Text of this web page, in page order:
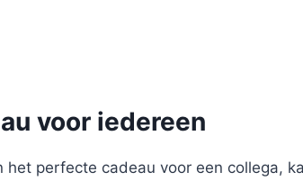
voor iedereen
perfecte cadeau voor een collega,